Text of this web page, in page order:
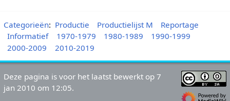
Categorieën: Productie Productielijst M
Reportage
Informatief
1970-1979 1980-1989
1990-1999
2000-2009
2010-2019
Deze pagina is voor het laatst bewerkt op 7
jan 2010 om 12:05.